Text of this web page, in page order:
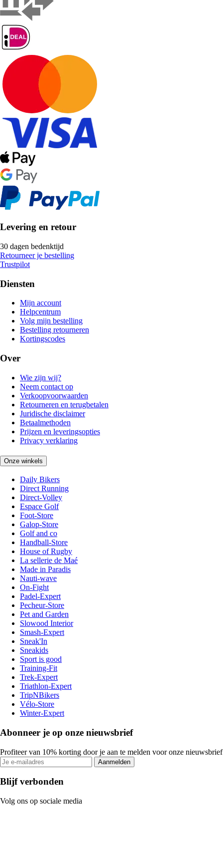
Levering en retour
30 dagen bedenktijd
Retourneer je bestelling
Trustpilot
Diensten
Mijn account
Helpcentrum
Volg mijn bestelling
Bestelling retourneren
Kortingscodes
Over
Wie zijn wij?
Neem contact op
Verkoopvoorwaarden
Retourneren en terugbetalen
Juridische disclaimer
Betaalmethoden
Prijzen en leveringsopties
Privacy verklaring
Onze winkels
Daily Bikers
Direct Running
Direct-Volley
Espace Golf
Foot-Store
Galop-Store
Golf and co
Handball-Store
House of Rugby
La sellerie de Maé
Made in Paradis
Nauti-wave
On-Fight
Padel-Expert
Pecheur-Store
Pet and Garden
Slowood Interior
Smash-Expert
Sneak'In
Sneakids
Sport is good
Training-Fit
Trek-Expert
Triathlon-Expert
TripNBikers
Vélo-Store
Winter-Expert
Abonneer je op onze nieuwsbrief
Profiteer van 10% korting door je aan te melden voor onze nieuwsbrief
Aanmelden
Blijf verbonden
Volg ons op sociale media